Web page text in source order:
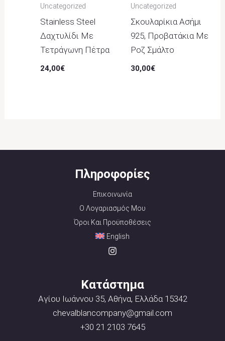
Uncategorized
Stainless Steel
Δαχτυλίδι Με
Τετράγωνη Πέτρα
24,00€
Uncategorized
Σκουλαρίκια Ασήμι
925, Προβατάκια Με
Ροζ Σμάλτο
30,00€
Πληροφορίες
Επικοινωνία
Ο Λογαριασμός Μου
Όροι Και Προϋποθέσεις
English
Κατάστημα
Αγίου Ιωάννου 35, Αθήνα, Ελλάδα 15342
chevalblancompany@gmail.com
+30 21 2103 7645